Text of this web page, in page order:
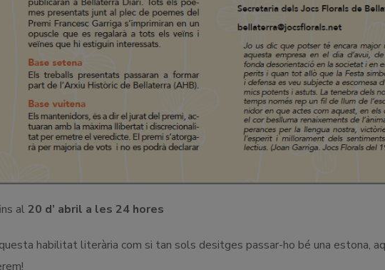
al 20 d’ abril a les 24 hores
habilitat literària com si tan sols desitges passar-ho bé una estona,